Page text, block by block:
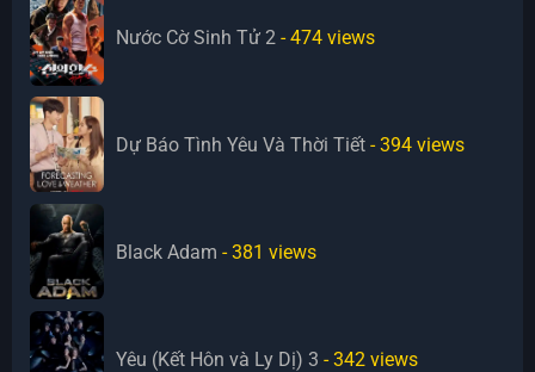
Nước Cờ Sinh Tử 2 - 474 views
Dự Báo Tình Yêu Và Thời Tiết - 394 views
Black Adam - 381 views
Yêu (Kết Hôn và Ly Dị) 3 - 342 views